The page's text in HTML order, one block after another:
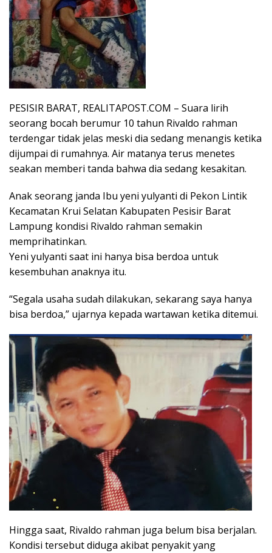
PESISIR BARAT, REALITAPOST.COM – Suara lirih
seorang bocah berumur 10 tahun Rivaldo rahman
terdengar tidak jelas meski dia sedang menangis ketika
dijumpai di rumahnya. Air matanya terus menetes
seakan memberi tanda bahwa dia sedang kesakitan.
Anak seorang janda Ibu yeni yulyanti di Pekon Lintik
Kecamatan Krui Selatan Kabupaten Pesisir Barat
Lampung kondisi Rivaldo rahman semakin
memprihatinkan.
Yeni yulyanti saat ini hanya bisa berdoa untuk
kesembuhan anaknya itu.
“Segala usaha sudah dilakukan, sekarang saya hanya
bisa berdoa,” ujarnya kepada wartawan ketika ditemui.
Hingga saat, Rivaldo rahman juga belum bisa berjalan.
Kondisi tersebut diduga akibat penyakit yang